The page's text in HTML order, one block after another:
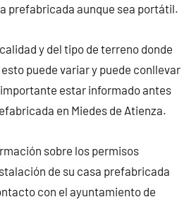
prefabricada aunque sea portátil.
y del tipo de terreno donde
puede variar y puede conllevar
estar informado antes
en Miedes de Atienza.
sobre los permisos
de su casa prefabricada
con el ayuntamiento de